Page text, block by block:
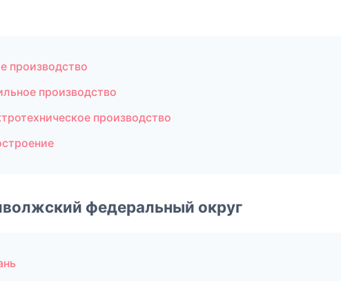
производство
производство
производство
федеральный округ